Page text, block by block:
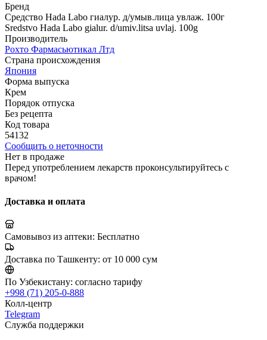
Бренд
Средство Hada Labo гиалур. д/умыв.лица увлаж. 100г
Sredstvo Hada Labo gialur. d/umiv.litsa uvlaj. 100g
Производитель
Рохто Фармасьютикал Лтд
Страна происхождения
Япония
Форма выпуска
Крем
Порядок отпуска
Без рецепта
Код товара
54132
Сообщить о неточности
Нет в продаже
Перед употреблением лекарств проконсультируйтесь с
врачом!
Доставка и оплата
Самовывоз из аптеки: Бесплатно
Доставка по Ташкенту: от 10 000 сум
По Узбекистану: согласно тарифу
+998 (71) 205-0-888
Колл-центр
Telegram
Служба поддержки